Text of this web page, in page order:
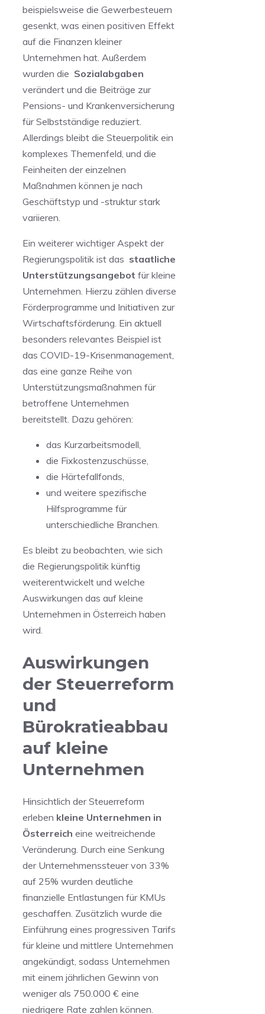
beispielsweise die Gewerbesteuern
gesenkt, ⁢was einen positiven Effekt
auf die⁤ Finanzen kleiner
Unternehmen hat. Außerdem
wurden die ​ Sozialabgaben
verändert und die ⁣Beiträge zur
Pensions- und Krankenversicherung
für Selbstständige reduziert.
Allerdings ⁤bleibt die‌ Steuerpolitik ein
‍komplexes Themenfeld, und die
Feinheiten der einzelnen
Maßnahmen können je nach
⁢Geschäftstyp und⁢ -struktur stark
variieren.
Ein weiterer wichtiger Aspekt der
Regierungspolitik ist das ‌ staatliche
Unterstützungsangebot für kleine
Unternehmen. Hierzu zählen diverse
Förderprogramme und​ Initiativen zur
Wirtschaftsförderung. Ein aktuell
besonders​ relevantes Beispiel​ ist
das COVID-19-Krisenmanagement,
das eine ganze ⁢Reihe von
Unterstützungsmaßnahmen für
betroffene Unternehmen
bereitstellt. Dazu gehören:
das‌ Kurzarbeitsmodell,
die Fixkostenzuschüsse,
die Härtefallfonds,
und weitere spezifische
⁢Hilfsprogramme für
unterschiedliche Branchen.
Es bleibt ‌zu beobachten, wie sich
die ⁢Regierungspolitik künftig
weiterentwickelt und welche
Auswirkungen⁣ das​ auf kleine
Unternehmen in Österreich haben
wird.
Auswirkungen
der Steuerreform
und
Bürokratieabbau
auf​ kleine
Unternehmen
Hinsichtlich der Steuerreform
erleben kleine Unternehmen in
Österreich eine weitreichende
Veränderung. ‍Durch eine⁣ Senkung
⁣der Unternehmenssteuer von 33%
auf ‍25% wurden deutliche​
finanzielle Entlastungen⁤ für KMUs
geschaffen. Zusätzlich wurde⁢ die
Einführung eines progressiven Tarifs
für kleine und mittlere Unternehmen
angekündigt, sodass​ Unternehmen
mit einem jährlichen Gewinn⁢ von⁢
weniger ⁢als 750.000 € eine
niedrigere Rate⁤ zahlen können.